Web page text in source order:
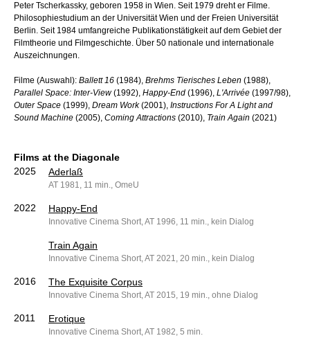
Peter Tscherkassky, geboren 1958 in Wien. Seit 1979 dreht er Filme.
Philosophiestudium an der Universität Wien und der Freien Universität
Berlin. Seit 1984 umfangreiche Publikationstätigkeit auf dem Gebiet der
Filmtheorie und Filmgeschichte. Über 50 nationale und internationale
Auszeichnungen.
Filme (Auswahl): Ballett 16 (1984), Brehms Tierisches Leben (1988),
Parallel Space: Inter-View(1992), Happy-End (1996), L'Arrivée (1997/98),
Outer Space (1999), Dream Work(2001), Instructions For A Light and
Sound Machine (2005), Coming Attractions (2010), Train Again (2021)
Films at the Diagonale
2025
Aderlaß
AT 1981, 11 min., OmeU
2022 Happy-End
Innovative Cinema Short, AT 1996, 11 min., kein Dialog
Train Again
Innovative Cinema Short, AT 2021, 20 min., kein Dialog
2016 The Exquisite Corpus
Innovative Cinema Short, AT 2015, 19 min., ohne Dialog
2011 Erotique
Innovative Cinema Short, AT 1982, 5 min.